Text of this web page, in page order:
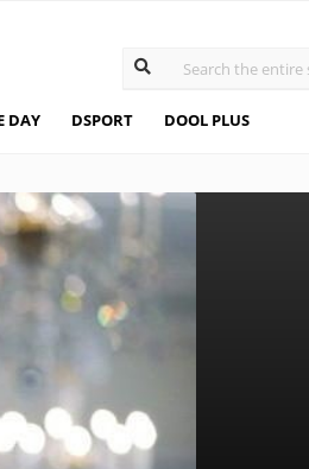
DAY DSPORT DOOL PLUS